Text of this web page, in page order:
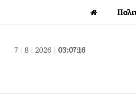
7 | 8 | 2026 | 03:07:17